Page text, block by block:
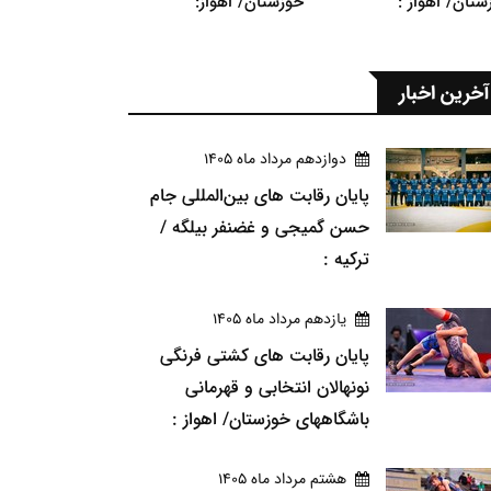
آخرین اخبار
دوازدهم مرداد ماه 1405
پایان رقابت های بین‌المللی جام
حسن گمیجی و غضنفر بیلگه /
ترکیه :
يازدهم مرداد ماه 1405
پایان رقابت های کشتی فرنگی
نونهالان انتخابی و قهرمانی
باشگاههای خوزستان/ اهواز :
هشتم مرداد ماه 1405